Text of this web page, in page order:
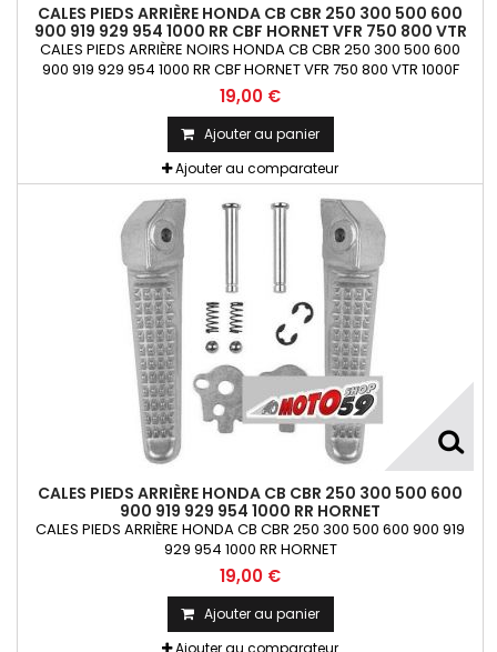
CALES PIEDS ARRIÈRE HONDA CB CBR 250 300 500 600
900 919 929 954 1000 RR CBF HORNET VFR 750 800 VTR
1000F
CALES PIEDS ARRIÈRE NOIRS HONDA CB CBR 250 300 500 600
900 919 929 954 1000 RR CBF HORNET VFR 750 800 VTR 1000F
19,00 €
Ajouter au panier
Ajouter au comparateur
CALES PIEDS ARRIÈRE HONDA CB CBR 250 300 500 600
900 919 929 954 1000 RR HORNET
CALES PIEDS ARRIÈRE HONDA CB CBR 250 300 500 600 900 919
929 954 1000 RR HORNET
19,00 €
Ajouter au panier
Ajouter au comparateur